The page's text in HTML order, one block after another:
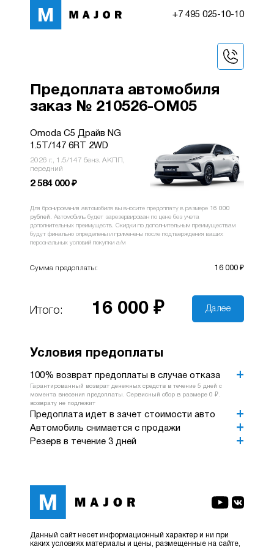
+7 495 025-10-10
Предоплата автомобиля
заказ № 210526-OM05
Omoda C5 Драйв NG
1.5T/147 6RT 2WD
2026 г., 1.5/147 бенз. АКПП,
передний
2 584 000 ₽
Для бронирования автомобиля вы вносите предоплату в размере 16 000
рублей
. Автомобиль будет зарезервирован по цене без учета
дополнительных преимуществ. Скидки по дополнительным преимуществам
будут финально определены и применены после подтверждения ваших
персональных условий покупки a/м
Сумма предоплаты: 16 000 ₽
Итого: 16 000 ₽ Далее
Условия предоплаты
100% возврат предоплаты в случае отказа
Гарантированный возврат денежных средств в течение 5 дней с
момента внесения предоплаты. Сервисный сбор в размере 0 ₽.
возврату не подлежит
Предоплата идет в зачет стоимости авто
Автомобиль снимается с продажи
Резерв в течение 3 дней
Данный сайт несет информационный характер и ни при
каких условиях материалы и цены, размещенные на сайте,